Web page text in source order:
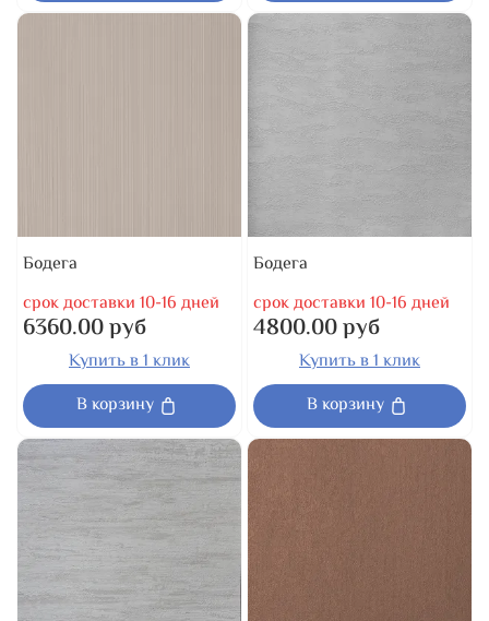
Бодега
срок доставки 10-16 дней
6360.00 руб
Купить в 1 клик
В корзину
Бодега
срок доставки 10-16 дней
4800.00 руб
Купить в 1 клик
В корзину